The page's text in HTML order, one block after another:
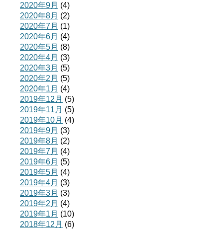
2020年9月 (4)
2020年8月 (2)
2020年7月 (1)
2020年6月 (4)
2020年5月 (8)
2020年4月 (3)
2020年3月 (5)
2020年2月 (5)
2020年1月 (4)
2019年12月 (5)
2019年11月 (5)
2019年10月 (4)
2019年9月 (3)
2019年8月 (2)
2019年7月 (4)
2019年6月 (5)
2019年5月 (4)
2019年4月 (3)
2019年3月 (3)
2019年2月 (4)
2019年1月 (10)
2018年12月 (6)